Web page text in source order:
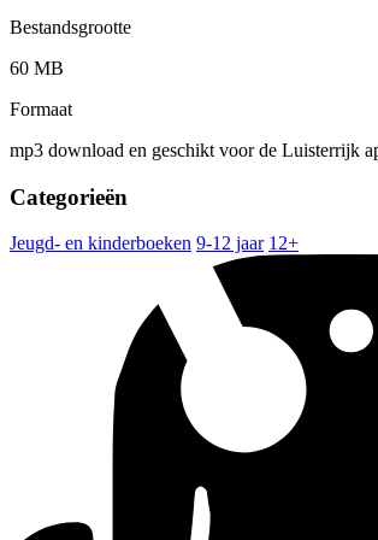
Bestandsgrootte
60 MB
Formaat
mp3 download en geschikt voor de Luisterrijk
Categorieën
Jeugd- en kinderboeken 9-12 jaar 12+